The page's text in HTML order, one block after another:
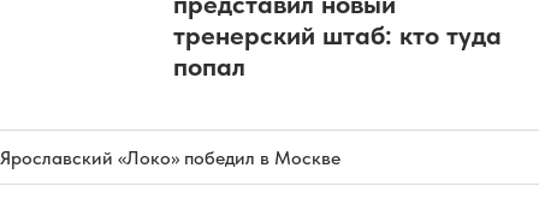
тренерский штаб: кто туда
попал
Ярославский «Локо» победил в Москве